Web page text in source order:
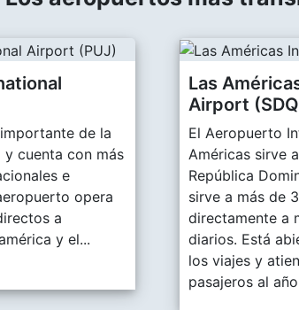
de la
y cuenta con más
e
opera
a
y el...
Las
Airport
El Aeropuerto
Américas sirve
República
sirve a más de
directamente a
diarios. Está
los viajes y
pasajeros al